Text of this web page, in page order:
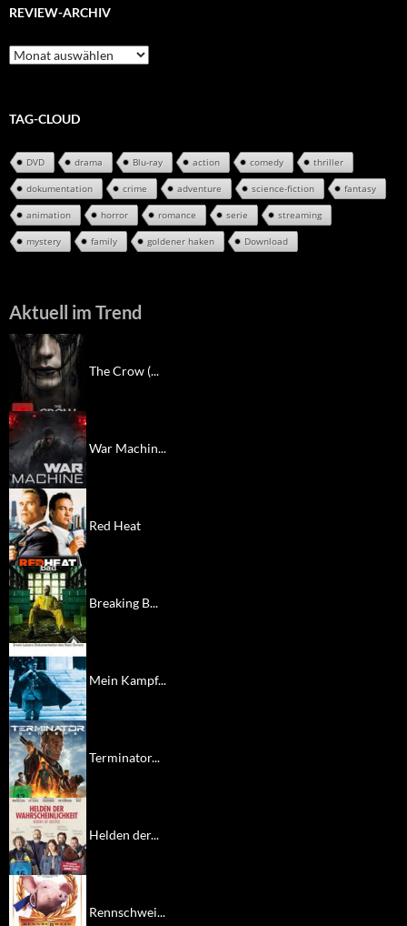
REVIEW-ARCHIV
Review-
Archiv
TAG-CLOUD
DVD drama Blu-ray action comedy thriller
dokumentation crime adventure science-fiction fantasy
animation horror romance serie streaming
mystery family goldener haken Download
Aktuell im Trend
The Crow (...
War Machin...
Red Heat
Breaking B...
Mein Kampf...
Terminator...
Helden der...
Rennschwei...